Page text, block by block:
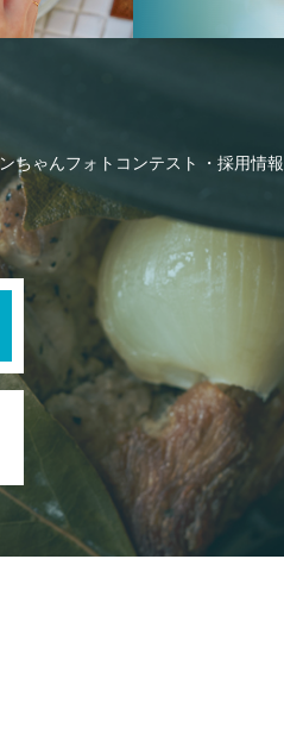
ちゃんフォトコンテスト
採用情報